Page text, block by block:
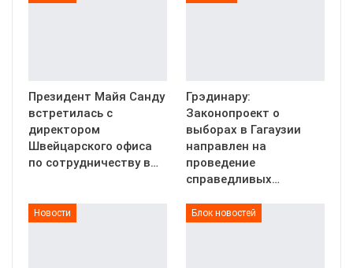
Президент Майя Санду
встретилась с
директором
Швейцарского офиса
по сотрудничеству в…
Грэдинару:
Законопроект о
выборах в Гагаузии
направлен на
проведение
справедливых…
Новости Блок новостей